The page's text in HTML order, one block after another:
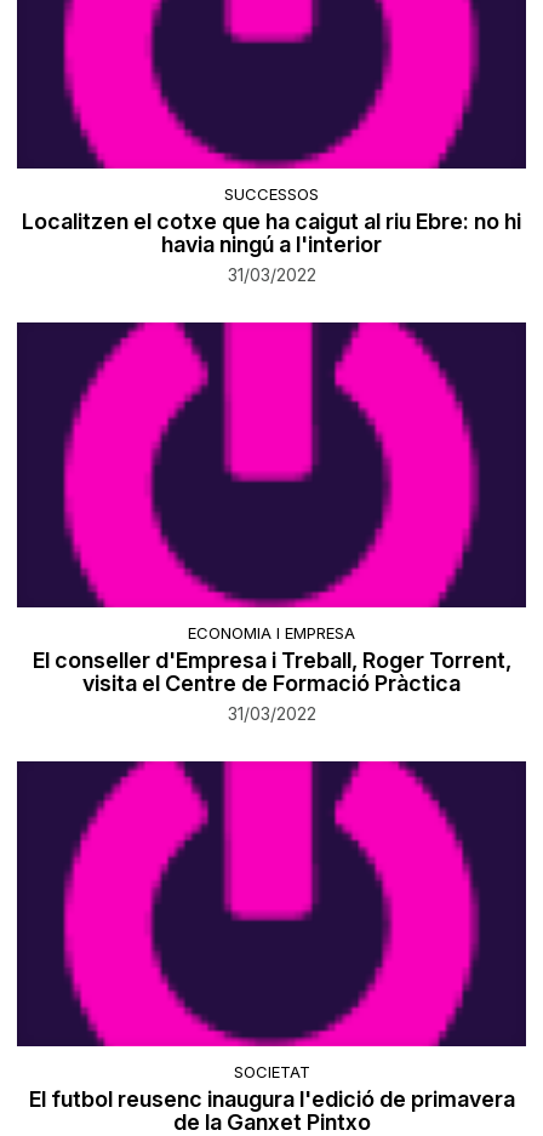
SUCCESSOS
Localitzen el cotxe que ha caigut al riu Ebre: no hi
havia ningú a l'interior
31/03/2022
ECONOMIA I EMPRESA
El conseller d'Empresa i Treball, Roger Torrent,
visita el Centre de Formació Pràctica
31/03/2022
SOCIETAT
El futbol reusenc inaugura l'edició de primavera
de la Ganxet Pintxo